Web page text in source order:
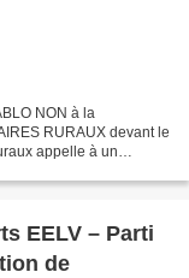
NON à la
RURAUX devant le
appelle à un
EELV – Parti
de